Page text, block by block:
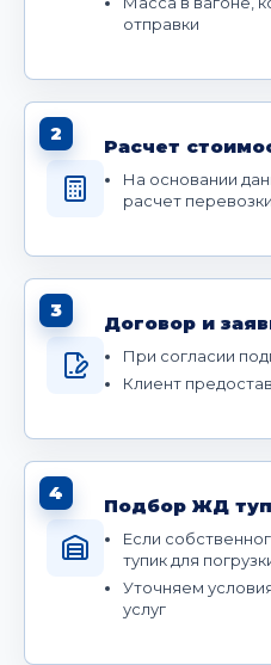
отправки
2
Расчет
На основании
расчет перевозки
3
Договор и
При согласии
Клиент
4
Подбор ЖД
Если
тупик для
Уточняем
услуг